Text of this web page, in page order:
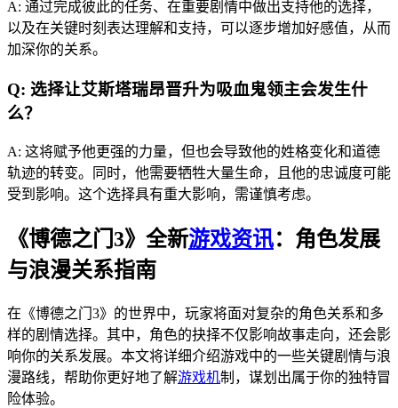
A: 通过完成彼此的任务、在重要剧情中做出支持他的选择，
以及在关键时刻表达理解和支持，可以逐步增加好感值，从而
加深你的关系。
Q: 选择让艾斯塔瑞昂晋升为吸血鬼领主会发生什
么？
A: 这将赋予他更强的力量，但也会导致他的姓格变化和道德
轨迹的转变。同时，他需要牺牲大量生命，且他的忠诚度可能
受到影响。这个选择具有重大影响，需谨慎考虑。
《博德之门3》全新游戏资讯：角色发展
与浪漫关系指南
在《博德之门3》的世界中，玩家将面对复杂的角色关系和多
样的剧情选择。其中，角色的抉择不仅影响故事走向，还会影
响你的关系发展。本文将详细介绍游戏中的一些关键剧情与浪
漫路线，帮助你更好地了解游戏机制，谋划出属于你的独特冒
险体验。